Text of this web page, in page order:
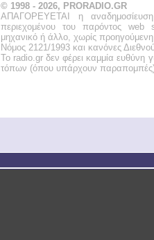
© 1998 - 2026, PRORADIO.GR
ΑΠΑΓΟΡΕΥΕΤΑΙ η
περιεχομένου του παρόντος web
μηχανικό ή άλλο, χωρίς
Νόμος 2121/1993 και κανόνες
Το radio.gr δεν φέρει καμμία ευθύνη
τόπων (όπου υπάρχουν